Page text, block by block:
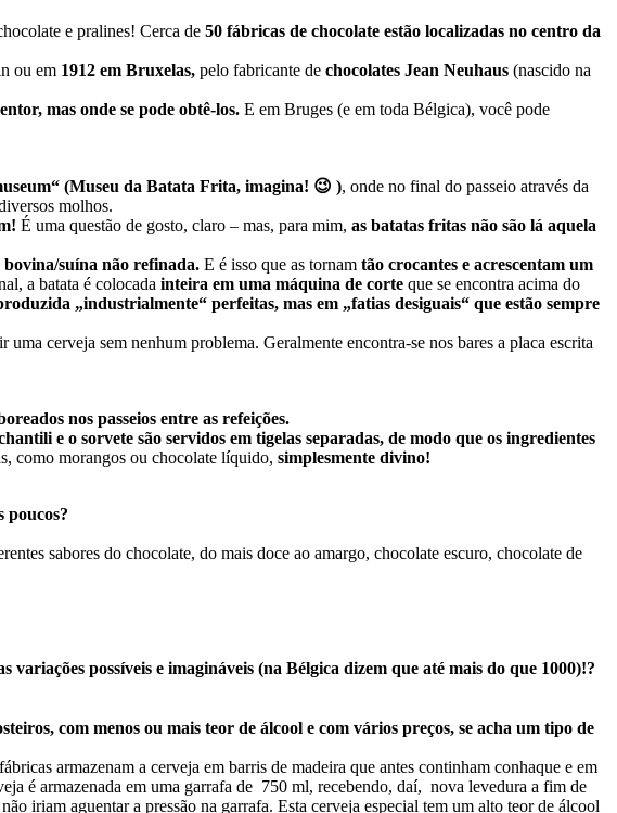
e pralines! Cerca de 50 fábricas de chocolate estão localizadas no centro da
ou em 1912 em Bruxelas, pelo fabricante de chocolates Jean Neuhaus (nascido na
mas onde se pode obtê-los. E em Bruges (e em toda Bélgica), você pode
(Museu da Batata Frita, imagina! 😉 ), onde no final do passeio através da
molhos.
É uma questão de gosto, claro – mas, para mim, as batatas fritas não são lá aquela
suína não refinada. E é isso que as tornam tão crocantes e acrescentam um
a batata é colocada inteira em uma máquina de corte que se encontra acima do
„industrialmente“ perfeitas, mas em „fatias desiguais“ que estão sempre
cerveja sem nenhum problema. Geralmente encontra-se nos bares a placa escrita
nos passeios entre as refeições.
e o sorvete são servidos em tigelas separadas, de modo que os ingredientes
como morangos ou chocolate líquido, simplesmente divino!
poucos?
sabores do chocolate, do mais doce ao amargo, chocolate escuro, chocolate de
possíveis e imagináveis (na Bélgica dizem que até mais do que 1000)!?
com menos ou mais teor de álcool e com vários preços, se acha um tipo de
armazenam a cerveja em barris de madeira que antes continham conhaque e em
é armazenada em uma garrafa de 750 ml, recebendo, daí, nova levedura a fim de
iriam aguentar a pressão na garrafa. Esta cerveja especial tem um alto teor de álcool